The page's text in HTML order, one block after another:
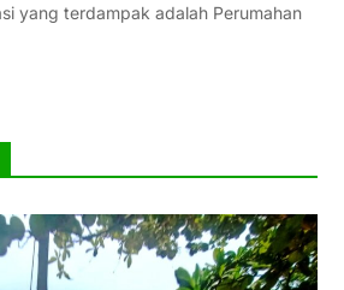
yang terdampak adalah Perumahan